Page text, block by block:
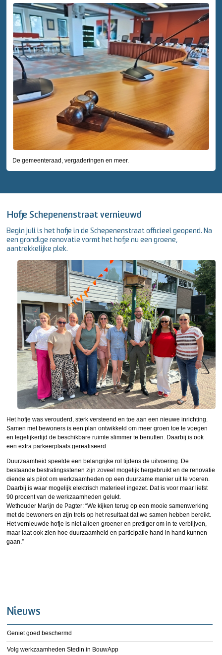
De gemeenteraad, vergaderingen en meer.
Hofje Schepenenstraat vernieuwd
Begin juli is het hofje in de Schepenenstraat officieel geopend. Na
een grondige renovatie vormt het hofje nu een groene,
aantrekkelijke plek.
Het hofje was verouderd, sterk versteend en toe aan een nieuwe inrichting.
Samen met bewoners is een plan ontwikkeld om meer groen toe te voegen
en tegelijkertijd de beschikbare ruimte slimmer te benutten. Daarbij is ook
een extra parkeerplaats gerealiseerd.
Duurzaamheid speelde een belangrijke rol tijdens de uitvoering. De
bestaande bestratingsstenen zijn zoveel mogelijk hergebruikt en de renovatie
diende als pilot om werkzaamheden op een duurzame manier uit te voeren.
Daarbij is waar mogelijk elektrisch materieel ingezet. Dat is voor maar liefst
90 procent van de werkzaamheden gelukt.
Wethouder Marijn de Pagter: “We kijken terug op een mooie samenwerking
met de bewoners en zijn trots op het resultaat dat we samen hebben bereikt.
Het vernieuwde hofje is niet alleen groener en prettiger om in te verblijven,
maar laat ook zien hoe duurzaamheid en participatie hand in hand kunnen
gaan.”
Nieuws
Geniet goed beschermd
Volg werkzaamheden Stedin in BouwApp